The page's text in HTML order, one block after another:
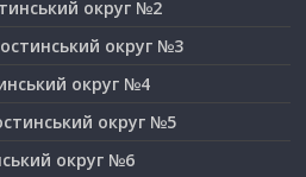
округ №2
округ №3
округ №4
округ №5
округ №6